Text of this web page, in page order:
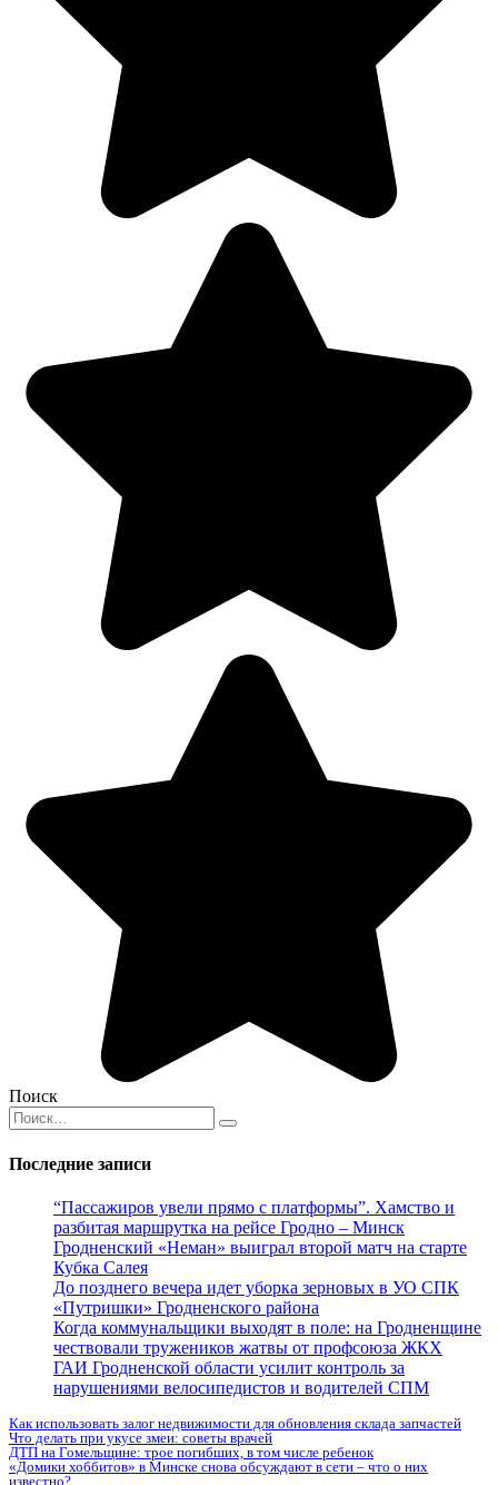
Поиск
Search
for:
Последние записи
“Пассажиров увели прямо с платформы”. Хамство и
разбитая маршрутка на рейсе Гродно – Минск
Гродненский «Неман» выиграл второй матч на старте
Кубка Салея
До позднего вечера идет уборка зерновых в УО СПК
«Путришки» Гродненского района
Когда коммунальщики выходят в поле: на Гродненщине
чествовали тружеников жатвы от профсоюза ЖКХ
ГАИ Гродненской области усилит контроль за
нарушениями велосипедистов и водителей СПМ
Как использовать залог недвижимости для обновления склада запчастей
Что делать при укусе змеи: советы врачей
ДТП на Гомельщине: трое погибших, в том числе ребенок
«Домики хоббитов» в Минске снова обсуждают в сети – что о них
известно?